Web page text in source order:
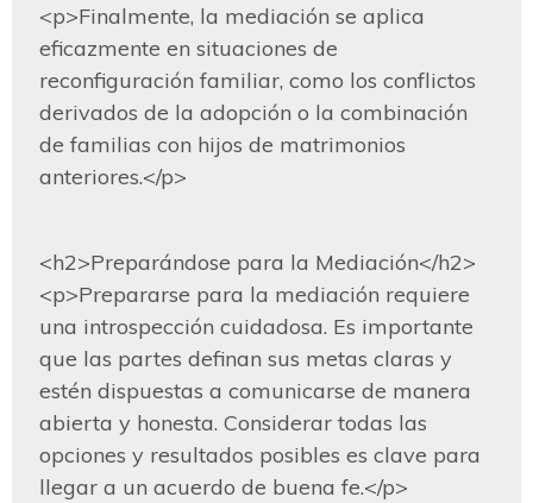
<p>Finalmente, la mediación se aplica
eficazmente en situaciones de
reconfiguración familiar, como los conflictos
derivados de la adopción o la combinación
de familias con hijos de matrimonios
anteriores.</p>
<h2>Preparándose para la Mediación</h2>
<p>Prepararse para la mediación requiere
una introspección cuidadosa. Es importante
que las partes definan sus metas claras y
estén dispuestas a comunicarse de manera
abierta y honesta. Considerar todas las
opciones y resultados posibles es clave para
llegar a un acuerdo de buena fe.</p>